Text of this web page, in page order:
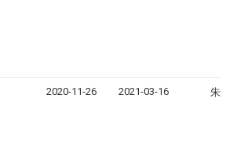
2020-11-26 2021-03-16 朱景